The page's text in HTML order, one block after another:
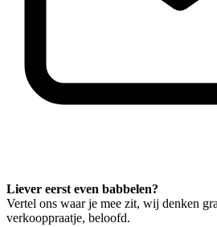
Liever eerst even babbelen?
Vertel ons waar je mee zit, wij denken
verkooppraatje, beloofd.